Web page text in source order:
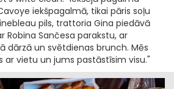
iekšpagalmā, tikai pāris soļu
pils, trattoria Gina piedāvā
Robina Sančesa parakstu, ar
dārzā un svētdienas brunch. Mēs
ar vietu un jums pastāstīsim visu."